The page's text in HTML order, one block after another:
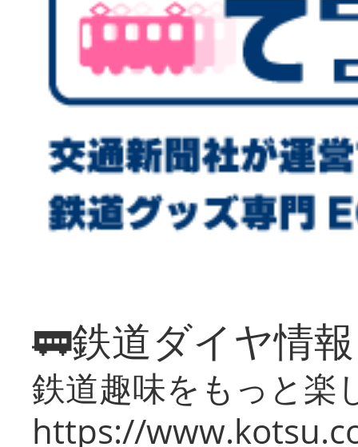
🚃鉄道ダイヤ情
鉄道趣味をもっと楽
https://